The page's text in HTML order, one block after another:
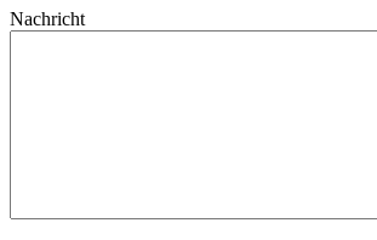
Nachricht